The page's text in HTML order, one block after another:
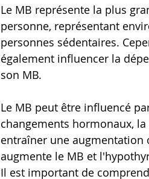
Le MB représente la plus
personne, représentant
personnes sédentaires.
également influencer la
son MB.
Le MB peut être influencé
changements hormonaux,
entraîner une
augmente le MB et
Il est important de